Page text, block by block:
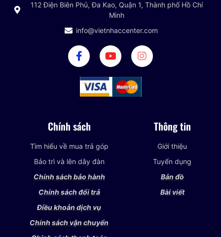
112 Điện Biên Phủ, Đa Kao, Quận 1, Thành phố Hồ Chí
Minh
info@vietnhaccenter.com
Chính sách
Tìm hiểu về mua trả góp
Bảo trì và lên dây đàn
Chính sách bảo hành
Chính sách đổi trả
Điều khoản dịch vụ
Chính sách vận chuyển
Thông tin
Giới thiệu
Tuyển dụng
Bản đồ
Bài viết